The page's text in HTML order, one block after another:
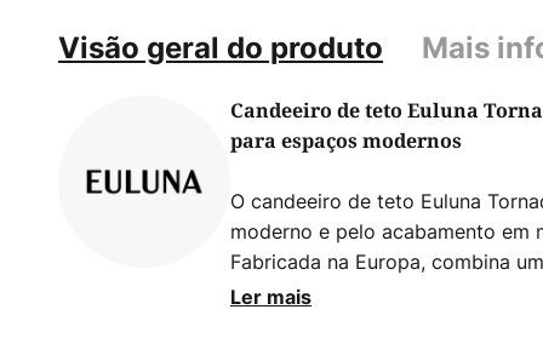
Visão geral do produto Mais
Candeeiro de teto Euluna
para espaços modernos
O candeeiro de teto Euluna
moderno e pelo acabamento em
Fabricada na Europa, combina
artesanato de primeira classe. A
Ler mais